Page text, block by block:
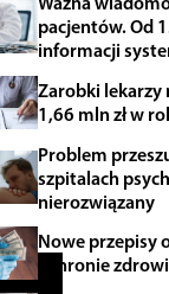
pacjentów. Od
informacji
Zarobki lekarzy
1,66 mln zł w
Problem
szpitalach
nierozwiązany
Nowe przepisy
ochronie